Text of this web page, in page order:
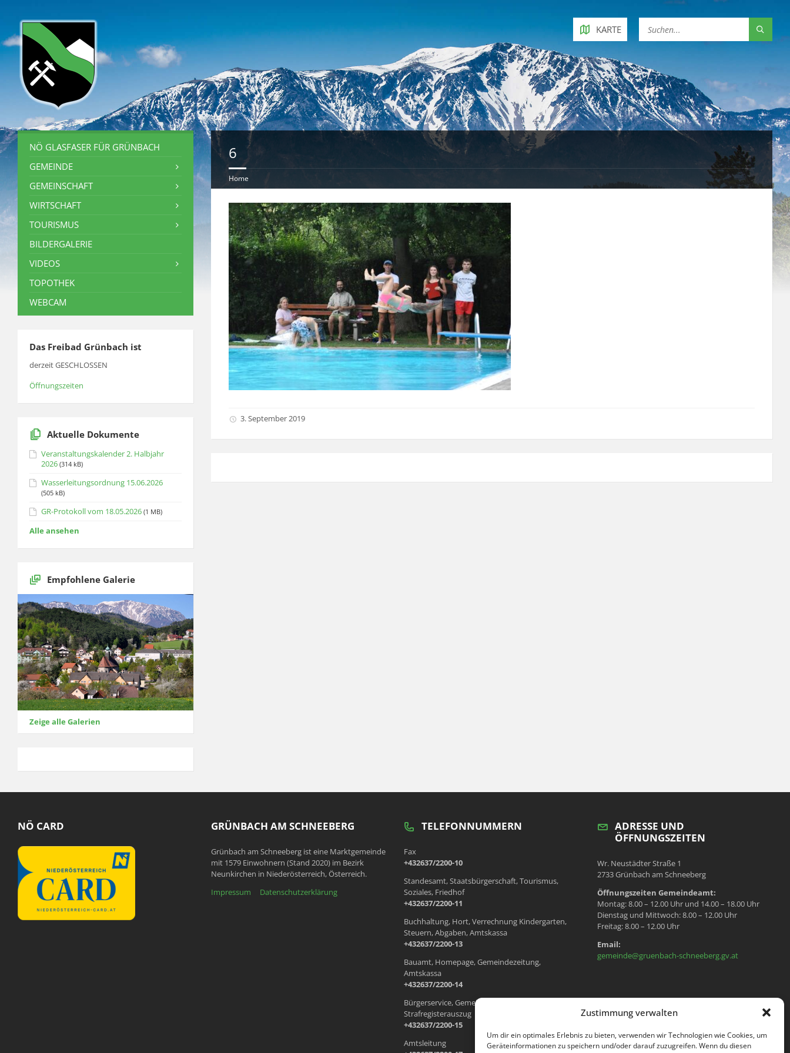
Zustimmung verwalten
Um dir ein optimales Erlebnis zu bieten, verwenden wir Technologien wie Cookies, um
Geräteinformationen zu speichern und/oder darauf zuzugreifen. Wenn du diesen
KARTE
6
Home
3. September 2019
NÖ GLASFASER FÜR GRÜNBACH
GEMEINDE
GEMEINSCHAFT
WIRTSCHAFT
TOURISMUS
BILDERGALERIE
VIDEOS
TOPOTHEK
WEBCAM
Das Freibad Grünbach ist
derzeit GESCHLOSSEN
Öffnungszeiten
Aktuelle Dokumente
Veranstaltungskalender 2. Halbjahr
2026 (314 kB)
Wasserleitungsordnung 15.06.2026
(505 kB)
GR-Protokoll vom 18.05.2026 (1 MB)
Alle ansehen
Empfohlene Galerie
Zeige alle Galerien
NÖ CARD GRÜNBACH AM SCHNEEBERG
Grünbach am Schneeberg ist eine Marktgemeinde
mit 1579 Einwohnern (Stand 2020) im Bezirk
Neunkirchen in Niederösterreich, Österreich.
Impressum
Datenschutzerklärung
TELEFONNUMMERN
Fax
+432637/2200-10
Standesamt, Staatsbürgerschaft, Tourismus,
Soziales, Friedhof
+432637/2200-11
Buchhaltung, Hort, Verrechnung Kindergarten,
Steuern, Abgaben, Amtskassa
+432637/2200-13
Bauamt, Homepage, Gemeindezeitung,
Amtskassa
+432637/2200-14
Bürgerservice, Gemeindewohnungen, Meldeamt,
Strafregisterauszug
+432637/2200-15
Amtsleitung
ADRESSE UND
ÖFFNUNGSZEITEN
Wr. Neustädter Straße 1
2733 Grünbach am Schneeberg
Öffnungszeiten Gemeindeamt:
Montag: 8.00 – 12.00 Uhr und 14.00 – 18.00 Uhr
Dienstag und Mittwoch: 8.00 – 12.00 Uhr
Freitag: 8.00 – 12.00 Uhr
Email:
gemeinde@gruenbach-schneeberg.gv.at